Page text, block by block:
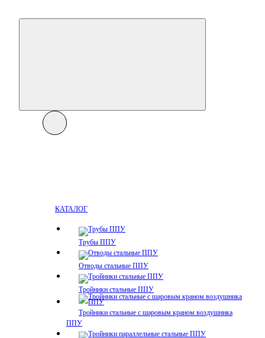
КАТАЛОГ
Трубы ППУ
Отводы стальные ППУ
Тройники стальные ППУ
Тройники стальные с шаровым краном воздушника
ППУ